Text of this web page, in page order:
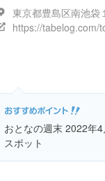
おとなの週末 2022年
スポット